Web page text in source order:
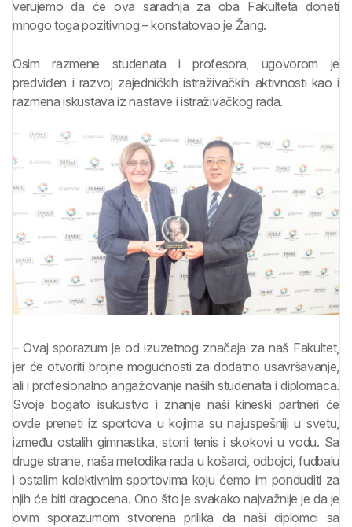
verujemo da će ova saradnja za oba Fakulteta doneti
mnogo toga pozitivnog – konstatovao je Žang.
Osim razmene studenata i profesora, ugovorom je
predviđen i razvoj zajedničkih istraživačkih aktivnosti kao i
razmena iskustava iz nastave i istraživačkog rada.
– Ovaj sporazum je od izuzetnog značaja za naš Fakultet,
jer će otvoriti brojne mogućnosti za dodatno usavršavanje,
ali i profesionalno angažovanje naših studenata i diplomaca.
Svoje bogato isukustvo i znanje naši kineski partneri će
ovde preneti iz sportova u kojima su najuspešniji u svetu,
između ostalih gimnastika, stoni tenis i skokovi u vodu. Sa
druge strane, naša metodika rada u košarci, odbojci, fudbalu
i ostalim kolektivnim sportovima koju ćemo im ponduditi za
njih će biti dragocena. Ono što je svakako najvažnije je da je
ovim sporazumom stvorena prilika da naši diplomci sa